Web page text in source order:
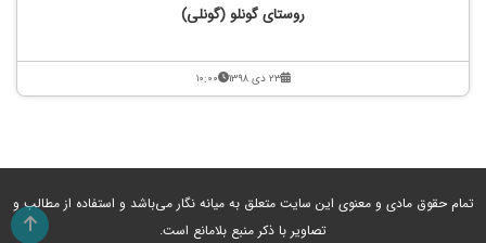
روستای گونلو (گونلی)
۲۳ دی ۱۳۹۸ ۱۰:۰۰
تمام حقوق مادی و معنوی این سایت متعلق به میانه نگار می‌باشد و استفاده از مطالب و
تصاویر با ذکر منبع بلامانع است.